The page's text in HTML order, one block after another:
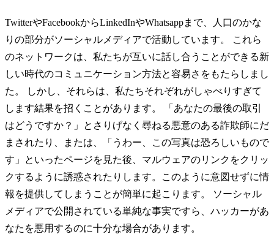
TwitterやFacebookからLinkedInやWhatsappまで、人口のかな
りの部分がソーシャルメディアで活動しています。 これら
のネットワークは、私たちが互いに話し合うことができる新
しい時代のコミュニケーション方法と容易さをもたらしまし
た。 しかし、それらは、私たちそれぞれがしゃべりすぎて
します結果を招くことがあります。 「あなたの最後の取引
はどうですか？」とさりげなく尋ねる悪意のある詐欺師にだ
まされたり、または、「うわー、この写真は恐ろしいもので
す」といったページを見た後、マルウェアのリンクをクリッ
クするように誘惑されたりします。このように意図せずに情
報を提供してしまうことが簡単に起こります。 ソーシャル
メディアで公開されている単純な事実ですら、ハッカーがあ
なたを悪用するのに十分な場合があります。